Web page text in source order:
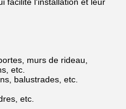
murs de rideau,
etc.
balustrades, etc.
etc.